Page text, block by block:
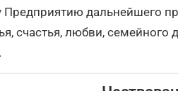
дальнейшего
счастья, любви, семейного